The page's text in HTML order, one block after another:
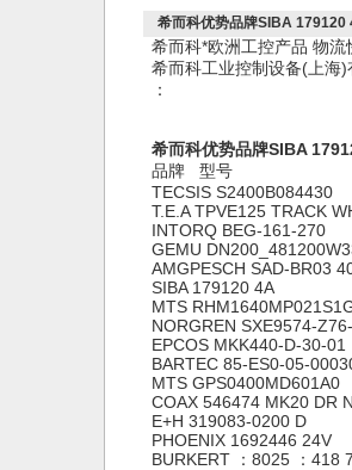
希而科优势品牌SIBA 179120
希而科*欧洲工控产品 物
希而科工业控制设备(上
：
希而科优势品牌SIBA
品牌 型号
TECSIS S2400B084430
T.E.A TPVE125 TRACK
INTORQ BEG-161-270
GEMU
AMGPESCH SAD-BR03
SIBA 179120 4A
MTS
NORGREN SXE9574-
EPCOS MKK440-D-30-01
BARTEC 85-ES0-05-
MTS GPS0400MD601A0
COAX 546474 MK20 DR
E+H 319083-0200 D
PHOENIX 1692446 24V
BURKERT ：8025 ：418